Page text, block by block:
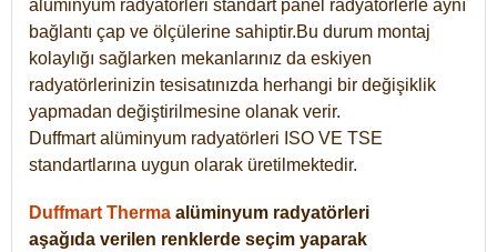
alüminyum radyatörleri standart panel radyatörlerle aynı
bağlantı çap ve ölçülerine sahiptir.Bu durum montaj
kolaylığı sağlarken mekanlarınız da eskiyen
radyatörlerinizin tesisatınızda herhangi bir değişiklik
yapmadan değiştirilmesine olanak verir.
Duffmart alüminyum radyatörleri ISO VE TSE
standartlarına uygun olarak üretilmektedir.
Duffmart Therma alüminyum radyatörleri
aşağıda verilen renklerde seçim yaparak